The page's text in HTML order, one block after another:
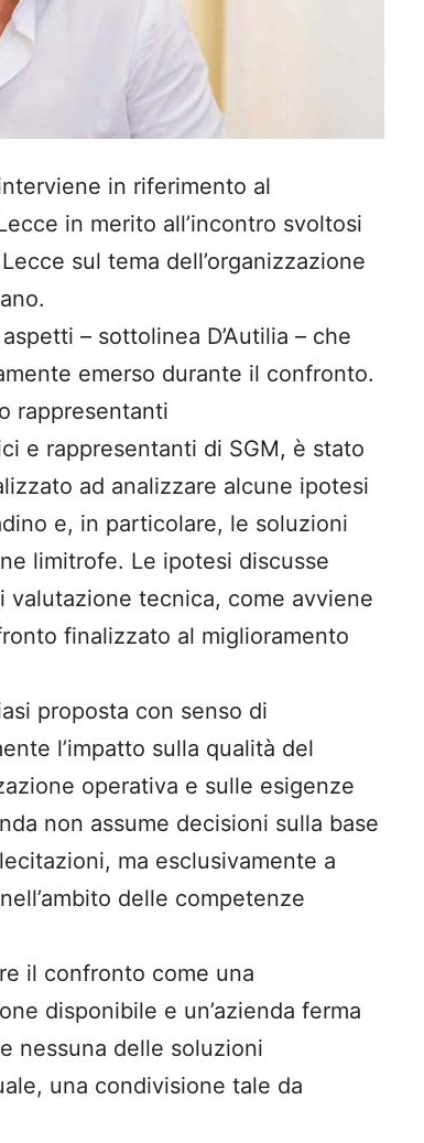
in riferimento al
in merito all’incontro svoltosi
sul tema dell’organizzazione
– sottolinea D’Autilia – che
emerso durante il confronto.
rappresentanti
e rappresentanti di SGM, è stato
ad analizzare alcune ipotesi
e, in particolare, le soluzioni
limitrofe. Le ipotesi discusse
tecnica, come avviene
finalizzato al miglioramento
proposta con senso di
l’impatto sulla qualità del
operativa e sulle esigenze
non assume decisioni sulla base
ma esclusivamente a
delle competenze
il confronto come una
disponibile e un’azienda ferma
nessuna delle soluzioni
una condivisione tale da